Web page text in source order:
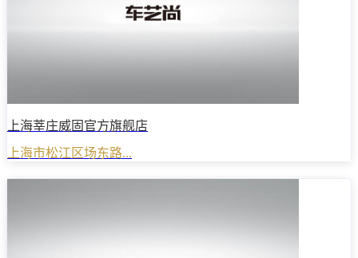
上海莘庄威固官方旗舰店
上海市松江区场东路...